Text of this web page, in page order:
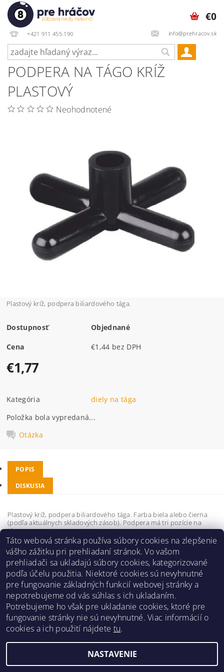
+421 911 455 190 info@prehracov.sk
€0
PODPERA NA TÁGO KRÍŽ
PLASTOVÝ
Neohodnotené
Plastový kríž, podpera biliardového tága.
Dostupnosť Objednané
Cena €1,44 bez DPH
€1,77
Kategória
diely na tága
Položka bola vypredaná...
Otázka
POPIS
DISKUSIA
Plastový kríž, podpera biliardového tága. Farba biela alebo čierna
(podľa aktuálnych skladových zásob). Podpera má tri pozície na
tágo.
Buďte prvý, kto napíše príspevok k tejto položke.
Pridať komentár
Obchodné podmienky | Reklamačný poriadok
Zásady ochrany osobných údajov | Prepravný poriadok
2026 ©Pre hráčov, všetky práva vyhradenéUpraviť nastavenie cookies
Táto webová stránka používa súbory cookies na zlepšenie
vášho zážitku pri prehliadaní stránok. Vo vašom
prehliadači sa ukladajú súbory cookies, kategorizované
podľa účelu použitia. Niektoré cookies sú nevyhnutné
pre fungovanie základných funkcií webovej stránky a
nepotrebujeme od vás súhlas s ich ukladaním.
Potrebujeme ho však pre ukladanie cookies, ktoré pre
fungovanie stránky nie sú nevyhnutné. Viac informácií o
cookies a ich použití nájdete tu.
NASTAVENIE